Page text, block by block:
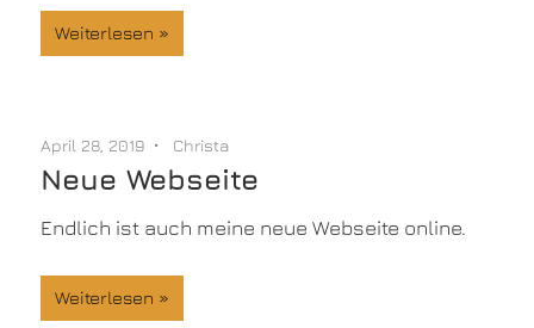
Weiterlesen
April 28, 2019 Christa
Neue Webseite
Endlich ist auch meine neue Webseite online.
Weiterlesen